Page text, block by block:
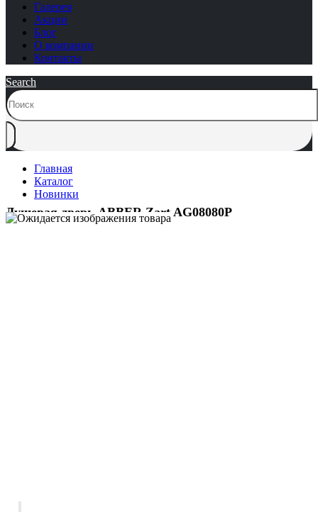
Галерея
Акции
Блог
О компании
Контакты
Search
Главная
Каталог
Новинки
Душевая дверь ABBER Zart AG08080P